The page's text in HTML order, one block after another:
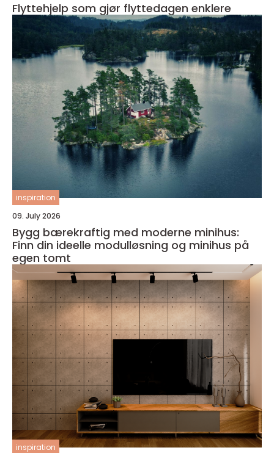
Flyttehjelp som gjør flyttedagen enklere
inspiration
09. July 2026
Bygg bærekraftig med moderne minihus:
Finn din ideelle modulløsning og minihus på
egen tomt
inspiration